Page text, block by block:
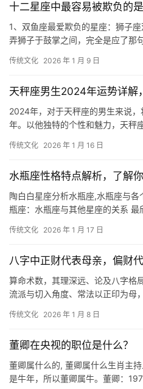
十二星座中最容易被欺负的是
1、双鱼座最爱欺负的星座：狮子
弄狮子于鼓掌之间，完全是应了那
传统文化 2026 年 1 月 9 日
天秤座男生2024年运势详解
2024年，对于天秤座的男生来说
年。以他独特的个性和魅力，天秤
传统文化 2026 年 1 月 16 日
水瓶座性格特点解析，了解
陶白白星座分析水瓶座,水瓶座与
瓶座：水瓶座与其他星座的关系
传统文化 2026 年 1 月 17 日
八字中正财代表母亲，偏财
算命术数，其理深远、论及八字格
流派与切入角度、常法以正印为母
传统文化 2026 年 1 月 8 日
董卿在央视的职位是什么？
董卿属什么的, 董卿属什么生肖主
是牛年，所以董卿属牛。董卿：